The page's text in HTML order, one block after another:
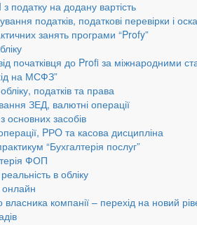
податку на додану вартість
податків, податкові перевірки і
занять програми “Profy”
початківця до Profi за міжнародними
на МСФЗ”
податків та права
ЗЕД, валютні операції
основних засобів
PРO та касова дисципліна
“Бухгалтерія послуг”
ФОП
в обліку
онлайн
компанії – перехід на новий